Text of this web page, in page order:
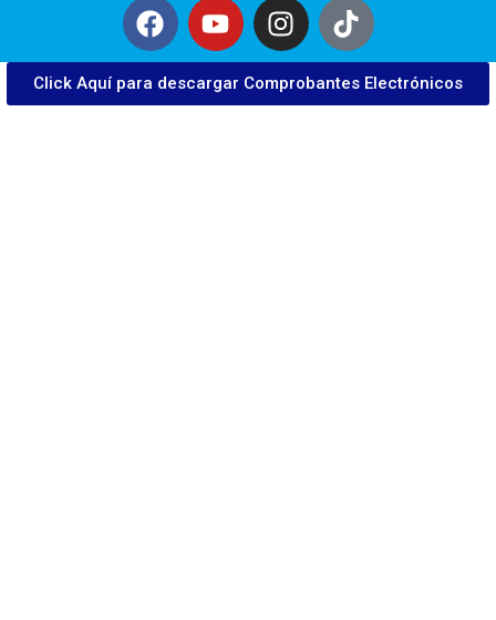
Click Aquí para descargar Comprobantes Electrónicos